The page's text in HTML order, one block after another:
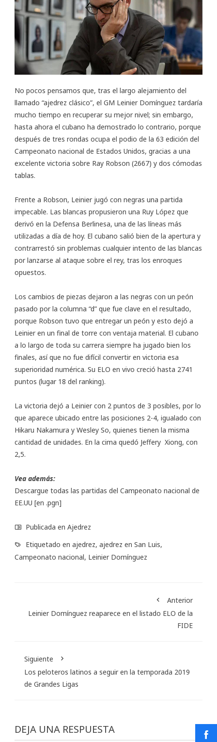
No pocos pensamos que, tras el largo alejamiento del
llamado “ajedrez clásico”, el GM Leinier Domínguez tardaría
mucho tiempo en recuperar su mejor nivel; sin embargo,
hasta ahora el cubano ha demostrado lo contrario, porque
después de tres rondas ocupa el podio de la 63 edición del
Campeonato nacional de Estados Unidos, gracias a una
excelente victoria sobre Ray Robson (2667) y dos cómodas
tablas.
Frente a Robson, Leinier jugó con negras una partida
impecable. Las blancas propusieron una Ruy López que
derivó en la Defensa Berlinesa, una de las líneas más
utilizadas a día de hoy. El cubano salió bien de la apertura y
contrarrestó sin problemas cualquier intento de las blancas
por lanzarse al ataque sobre el rey, tras los enroques
opuestos.
Los cambios de piezas dejaron a las negras con un peón
pasado por la columna “d” que fue clave en el resultado,
porque Robson tuvo que entregar un peón y esto dejó a
Leinier en un final de torre con ventaja material. El cubano
a lo largo de toda su carrera siempre ha jugado bien los
finales, así que no fue difícil convertir en victoria esa
superioridad numérica. Su ELO en vivo creció hasta 2741
puntos (lugar 18 del ranking).
La victoria dejó a Leinier con 2 puntos de 3 posibles, por lo
que aparece ubicado entre las posiciones 2-4, igualado con
Hikaru Nakamura y Wesley So, quienes tienen la misma
cantidad de unidades. En la cima quedó Jeffery Xiong, con
2,5.
Vea además:
Descargue todas las partidas del Campeonato nacional de
EE.UU [en .pgn]
Publicada en Ajedrez
Etiquetado en ajedrez, ajedrez en San Luis,
Campeonato nacional, Leinier Domínguez
Anterior
Leinier Domínguez reaparece en el listado ELO de la
FIDE
Siguiente
Los peloteros latinos a seguir en la temporada 2019
de Grandes Ligas
DEJA UNA RESPUESTA